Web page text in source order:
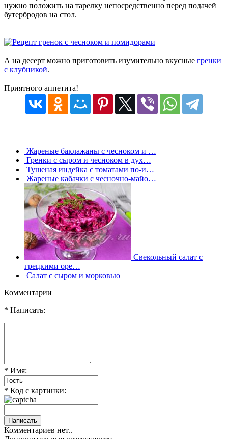
нужно положить на тарелку непосредственно перед подачей
бутербродов на стол.
А на десерт можно приготовить изумительно вкусные гренки
с клубникой.
Приятного аппетита!
Жареные баклажаны с чесноком и …
Гренки с сыром и чесноком в дух…
Тушеная индейка с томатами по-и…
Жареные кабачки с чесночно-майо…
Свекольный салат с
грецкими оре…
Салат с сыром и морковью
Комментарии
* Написать:
* Имя:
* Код с картинки:
Комментариев нет..